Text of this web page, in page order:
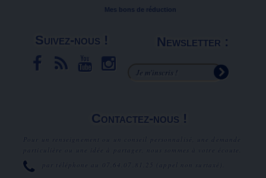
Mes bons de réduction
Suivez-nous ! Newsletter :
Contactez-nous !
Pour un renseignement ou un conseil personnalisé, une demande
particulière ou une idée à partager, nous sommes à votre écoute.
par téléphone au
07.64.07.81.25 (appel non surtaxé).